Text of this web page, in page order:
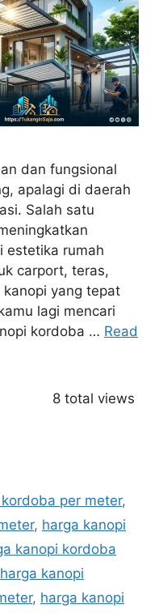
dan fungsional
apalagi di daerah
Salah satu
estetika rumah
carport, teras,
yang tepat
lagi mencari
kordoba … Read
8 total views
per meter,
, harga kanopi
kanopi kordoba
harga kanopi
, harga kanopi